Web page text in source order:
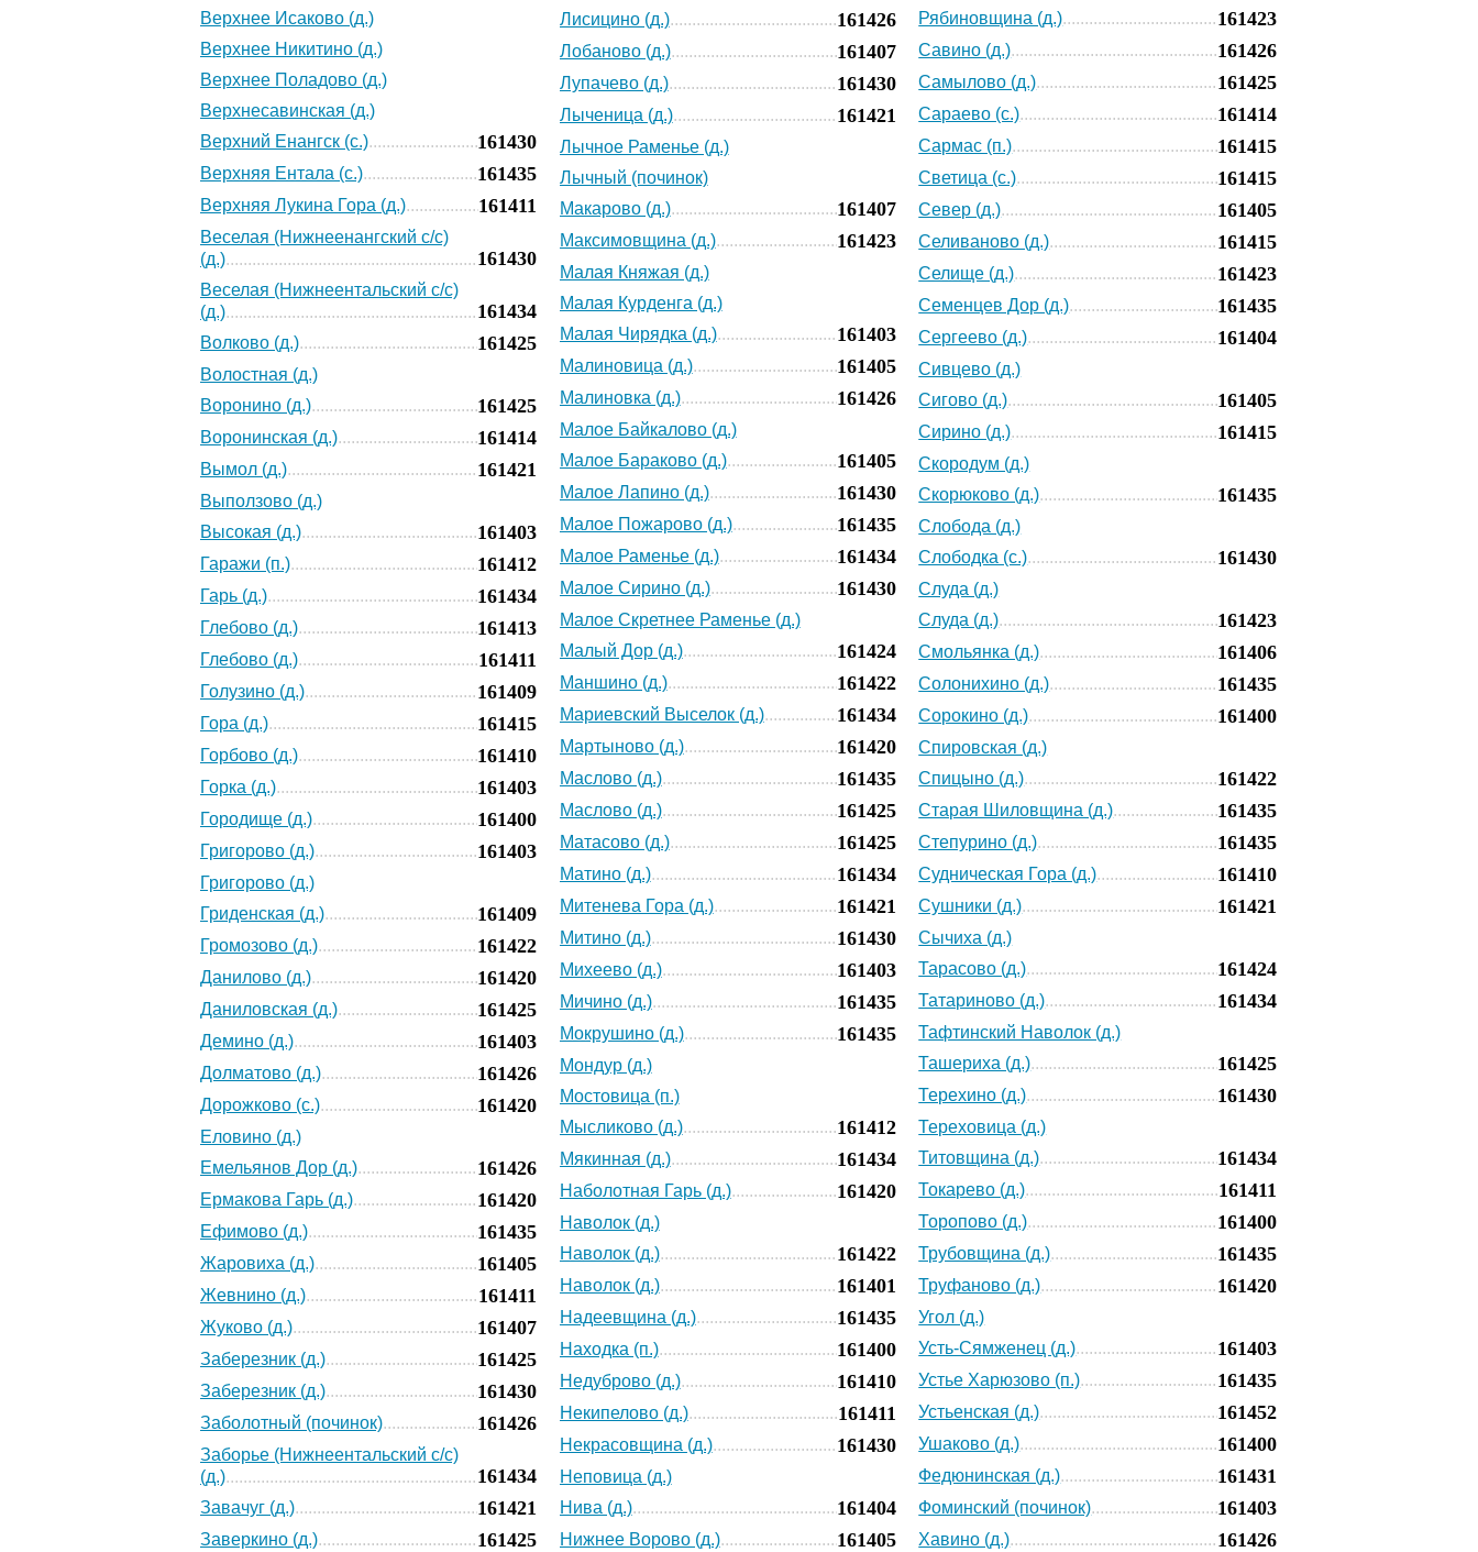
Верхнее Исаково (д.)
Верхнее Никитино (д.)
Верхнее Поладово (д.)
Верхнесавинская (д.)
Верхний Енангск (с.)
161430
Верхняя Ентала (с.) 161435
Верхняя Лукина Гора (д.) 161411
Веселая (Нижнеенангский с/с)
(д.)
161430
Веселая (Нижнеентальский с/с)
(д.)
161434
Волково (д.) 161425
Волостная (д.)
Воронино (д.)
161425
Воронинская (д.) 161414
Вымол (д.) 161421
Выползово (д.)
Высокая (д.)
161403
Гаражи (п.) 161412
Гарь (д.) 161434
Глебово (д.) 161413
Глебово (д.) 161411
Голузино (д.) 161409
Гора (д.) 161415
Горбово (д.) 161410
Горка (д.) 161403
Городище (д.) 161400
Григорово (д.) 161403
Григорово (д.)
Гриденская (д.)
161409
Громозово (д.) 161422
Данилово (д.) 161420
Даниловская (д.) 161425
Демино (д.) 161403
Долматово (д.) 161426
Дорожково (с.) 161420
Еловино (д.)
Емельянов Дор (д.)
161426
Ермакова Гарь (д.) 161420
Ефимово (д.) 161435
Жаровиха (д.) 161405
Жевнино (д.) 161411
Жуково (д.) 161407
Заберезник (д.) 161425
Заберезник (д.) 161430
Заболотный (починок) 161426
Заборье (Нижнеентальский с/с)
(д.)
161434
Завачуг (д.) 161421
Заверкино (д.) 161425
Лисицино (д.) 161426
Лобаново (д.) 161407
Лупачево (д.) 161430
Лыченица (д.) 161421
Лычное Раменье (д.)
Лычный (починок)
Макарово (д.)
161407
Максимовщина (д.) 161423
Малая Княжая (д.)
Малая Курденга (д.)
Малая Чирядка (д.)
161403
Малиновица (д.) 161405
Малиновка (д.) 161426
Малое Байкалово (д.)
Малое Бараково (д.)
161405
Малое Лапино (д.) 161430
Малое Пожарово (д.) 161435
Малое Раменье (д.) 161434
Малое Сирино (д.) 161430
Малое Скретнее Раменье (д.)
Малый Дор (д.)
161424
Маншино (д.) 161422
Мариевский Выселок (д.) 161434
Мартыново (д.) 161420
Маслово (д.) 161435
Маслово (д.) 161425
Матасово (д.) 161425
Матино (д.) 161434
Митенева Гора (д.) 161421
Митино (д.) 161430
Михеево (д.) 161403
Мичино (д.) 161435
Мокрушино (д.) 161435
Мондур (д.)
Мостовица (п.)
Мысликово (д.)
161412
Мякинная (д.) 161434
Наболотная Гарь (д.) 161420
Наволок (д.)
Наволок (д.)
161422
Наволок (д.) 161401
Надеевщина (д.) 161435
Находка (п.) 161400
Недуброво (д.) 161410
Некипелово (д.) 161411
Некрасовщина (д.) 161430
Неповица (д.)
Нива (д.)
161404
Нижнее Ворово (д.) 161405
Рябиновщина (д.) 161423
Савино (д.) 161426
Самылово (д.) 161425
Сараево (с.) 161414
Сармас (п.) 161415
Светица (с.) 161415
Север (д.) 161405
Селиваново (д.) 161415
Селище (д.) 161423
Семенцев Дор (д.) 161435
Сергеево (д.) 161404
Сивцево (д.)
Сигово (д.)
161405
Сирино (д.) 161415
Скородум (д.)
Скорюково (д.)
161435
Слобода (д.)
Слободка (с.)
161430
Слуда (д.)
Слуда (д.)
161423
Смольянка (д.) 161406
Солонихино (д.) 161435
Сорокино (д.) 161400
Спировская (д.)
Спицыно (д.)
161422
Старая Шиловщина (д.) 161435
Степурино (д.) 161435
Судническая Гора (д.) 161410
Сушники (д.) 161421
Сычиха (д.)
Тарасово (д.)
161424
Татариново (д.) 161434
Тафтинский Наволок (д.)
Ташериха (д.)
161425
Терехино (д.) 161430
Тереховица (д.)
Титовщина (д.)
161434
Токарево (д.) 161411
Торопово (д.) 161400
Трубовщина (д.) 161435
Труфаново (д.) 161420
Угол (д.)
Усть-Сямженец (д.)
161403
Устье Харюзово (п.) 161435
Устьенская (д.) 161452
Ушаково (д.) 161400
Федюнинская (д.) 161431
Фоминский (починок) 161403
Хавино (д.) 161426